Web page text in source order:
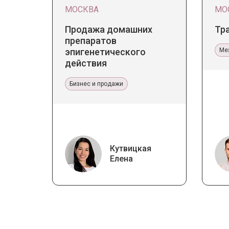
МОСКВА
Продажа домашних
препаратов
эпигенетического
действия
Бизнес и продажи
Кутвицкая
Елена